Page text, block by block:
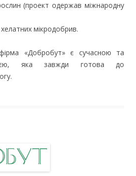
(проект одержав міжнародну
мікродобрив.
«Добробут» є сучасною та
яка завжди готова до